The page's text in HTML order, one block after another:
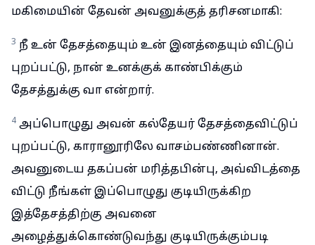
மகிமையின் தேவன் அவனுக்குத் தரிசனமாகி:
3 நீ உன் தேசத்தையும் உன் இனத்தையும் விட்டுப்
புறப்பட்டு, நான் உனக்குக் காண்பிக்கும்
தேசத்துக்கு வா என்றார்.
4 அப்பொழுது அவன் கல்தேயர் தேசத்தைவிட்டுப்
புறப்பட்டு, காரானூரிலே வாசம்பண்ணினான்.
அவனுடைய தகப்பன் மரித்தபின்பு, அவ்விடத்தை
விட்டு நீங்கள் இப்பொழுது குடியிருக்கிற
இத்தேசத்திற்கு அவனை
அழைத்துக்கொண்டுவந்து குடியிருக்கும்படி